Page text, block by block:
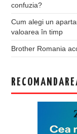
confuzia?
Cum alegi un
valoarea în timp
Brother Romania